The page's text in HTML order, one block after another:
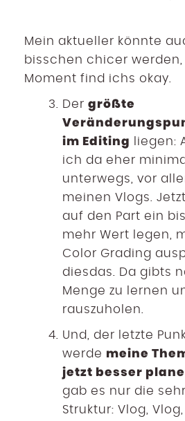
Mein aktueller könnte
bisschen chicer
Moment find ichs okay.
Dergrößte
im Editing
liegen:
ich da eher
unterwegs, vor
meinen Vlogs.
auf den Part ein
mehr Wert legen,
Color Grading
diesdas. Da gibts
Menge zu lernen
rauszuholen.
Und, der letzte
werde meine
jetzt besser
gab es nur die
Struktur: Vlog, Vlog,